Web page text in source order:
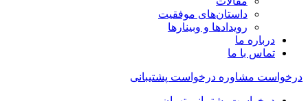
داستان‌های موفقیت
رویدادها و وبینارها
درباره ما
تماس با ما
درخواست مشاوره درخواست پشتیبانی